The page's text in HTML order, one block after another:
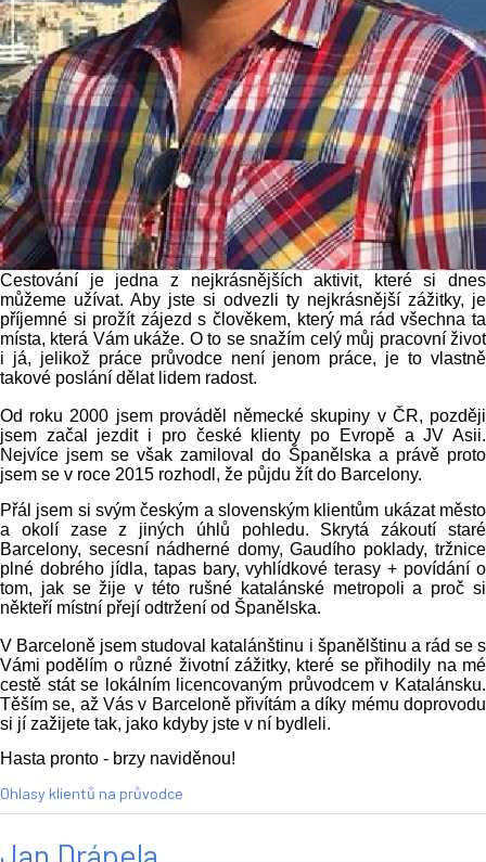
Cestování je jedna z nejkrásnějších aktivit, které si dnes
můžeme užívat. Aby jste si odvezli ty nejkrásnější zážitky, je
příjemné si prožít zájezd s člověkem, který má rád všechna ta
místa, která Vám ukáže. O to se snažím celý můj pracovní život
i já, jelikož práce průvodce není jenom práce, je to vlastně
takové poslání dělat lidem radost.
Od roku 2000 jsem prováděl německé skupiny v ČR, později
jsem začal jezdit i pro české klienty po Evropě a JV Asii.
Nejvíce jsem se však zamiloval do Španělska a právě proto
jsem se v roce 2015 rozhodl, že půjdu žít do Barcelony.
Přál jsem si svým českým a slovenským klientům ukázat město
a okolí zase z jiných úhlů pohledu. Skrytá zákoutí staré
Barcelony, secesní nádherné domy, Gaudího poklady, tržnice
plné dobrého jídla, tapas bary, vyhlídkové terasy + povídání o
tom, jak se žije v této rušné katalánské metropoli a proč si
někteří místní přejí odtržení od Španělska.
V Barceloně jsem studoval katalánštinu i španělštinu a rád se s
Vámi podělím o různé životní zážitky, které se přihodily na mé
cestě stát se lokálním licencovaným průvodcem v Katalánsku.
Těším se, až Vás v Barceloně přivítám a díky mému doprovodu
si jí zažijete tak, jako kdyby jste v ní bydleli.
Hasta pronto - brzy naviděnou!
Ohlasy klientů na průvodce